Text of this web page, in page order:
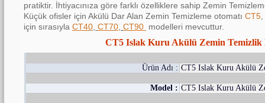
pratiktir. İhtiyacınıza göre farklı özelliklere sahip Zemin
Küçük ofisler için Akülü Dar Alan Zemin Temizleme otomatı CT5
için sırasıyla CT40 CT70 CT90 modelleri mevcuttur.
CT5 Islak Kuru Akülü Zemin Temizlik
Ürün Adı : CT5 Islak Kuru Akülü
Model : CT5 Islak Kuru Akülü